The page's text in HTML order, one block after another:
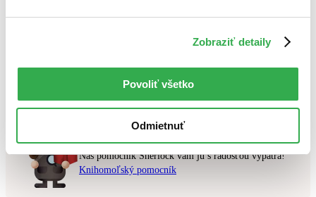
Zobraziť detaily
Povoliť všetko
Odmietnuť
pripravované
vyhovujúci zadaným podmienkam.
Chcete poradiť knihu?
Náš pomocník Sherlock vám ju s radosťou vypátra!
Knihomoľský pomocník